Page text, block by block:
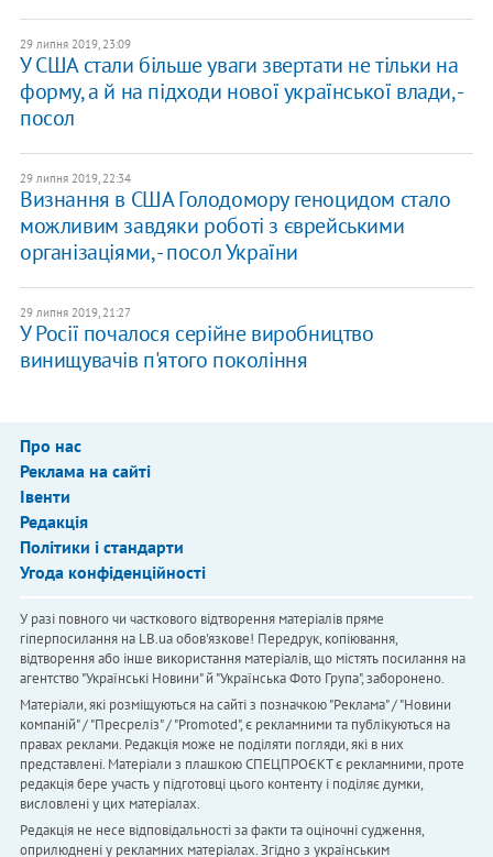
29 липня 2019, 23:09
У США стали більше уваги звертати не тільки на
форму, а й на підходи нової української влади, -
посол
29 липня 2019, 22:34
Визнання в США Голодомору геноцидом стало
можливим завдяки роботі з єврейськими
організаціями, - посол України
29 липня 2019, 21:27
У Росії почалося серійне виробництво
винищувачів п'ятого покоління
Про нас
Реклама на сайті
Івенти
Редакція
Політики і стандарти
Угода конфіденційності
У разі повного чи часткового відтворення матеріалів пряме
гіперпосилання на LB.ua обов'язкове! Передрук, копіювання,
відтворення або інше використання матеріалів, що містять посилання на
агентство "Українськi Новини" й "Українська Фото Група", заборонено.
Матеріали, які розміщуються на сайті з позначкою "Реклама" / "Новини
компаній" / "Пресреліз" / "Promoted", є рекламними та публікуються на
правах реклами. Редакція може не поділяти погляди, які в них
представлені. Матеріали з плашкою СПЕЦПРОЄКТ є рекламними, проте
редакція бере участь у підготовці цього контенту і поділяє думки,
висловлені у цих матеріалах.
Редакція не несе відповідальності за факти та оціночні судження,
оприлюднені у рекламних матеріалах. Згідно з українським